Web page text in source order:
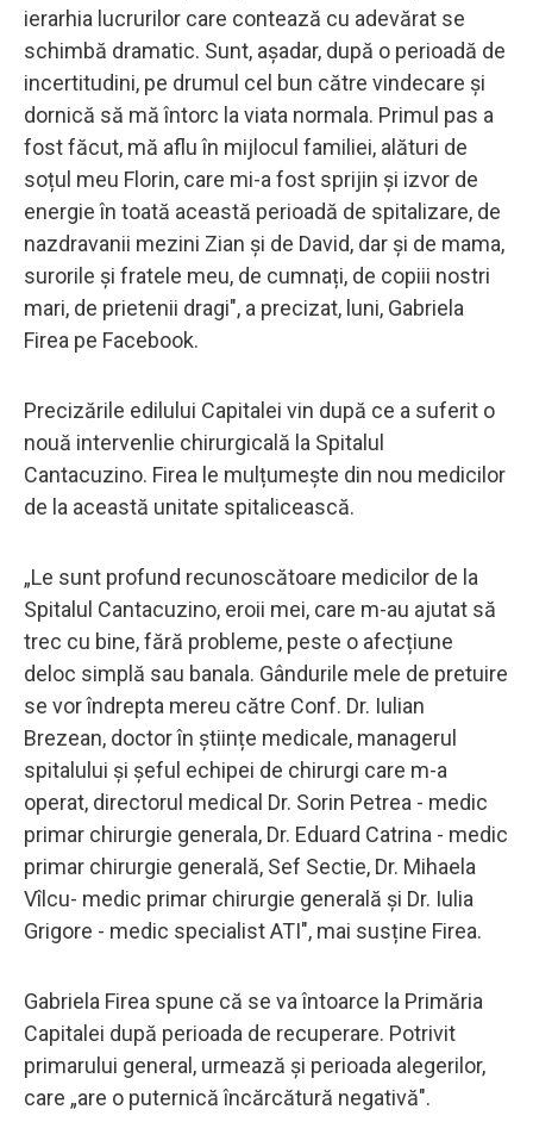
ierarhia lucrurilor care contează cu adevărat se
schimbă dramatic. Sunt, așadar, după o perioadă de
incertitudini, pe drumul cel bun către vindecare și
dornică să mă întorc la viata normala. Primul pas a
fost făcut, mă aflu în mijlocul familiei, alături de
soțul meu Florin, care mi-a fost sprijin și izvor de
energie în toată această perioadă de spitalizare, de
nazdravanii mezini Zian și de David, dar și de mama,
surorile și fratele meu, de cumnați, de copiii nostri
mari, de prietenii dragi", a precizat, luni, Gabriela
Firea pe Facebook.
Precizările edilului Capitalei vin după ce a suferit o
nouă intervenlie chirurgicală la Spitalul
Cantacuzino. Firea le mulțumește din nou medicilor
de la această unitate spitalicească.
„Le sunt profund recunoscătoare medicilor de la
Spitalul Cantacuzino, eroii mei, care m-au ajutat să
trec cu bine, fără probleme, peste o afecțiune
deloc simplă sau banala. Gândurile mele de pretuire
se vor îndrepta mereu către Conf. Dr. Iulian
Brezean, doctor în științe medicale, managerul
spitalului și șeful echipei de chirurgi care m-a
operat, directorul medical Dr. Sorin Petrea - medic
primar chirurgie generala, Dr. Eduard Catrina - medic
primar chirurgie generală, Sef Sectie, Dr. Mihaela
Vîlcu- medic primar chirurgie generală și Dr. Iulia
Grigore - medic specialist ATI", mai susține Firea.
Gabriela Firea spune că se va întoarce la Primăria
Capitalei după perioada de recuperare. Potrivit
primarului general, urmează și perioada alegerilor,
care „are o puternică încărcătură negativă".